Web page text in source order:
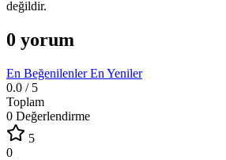
değildir.
0 yorum
En BeğenilenlerEn Yeniler
0.0 / 5
Toplam
0 Değerlendirme
5
0